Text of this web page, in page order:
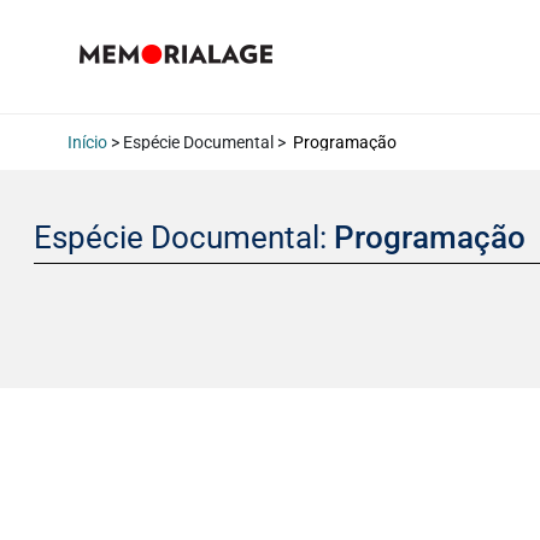
Início > Espécie Documental > Programação
Espécie Documental: Programação